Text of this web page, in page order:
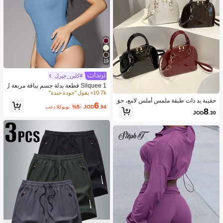
حقيبة يد ذات طبقة ملمس أملس لامع، حق
يبة كروس بسيطة للنساء للتنقل اليومي
JOD8.30
19
#كلين_جيرل
Silquee 1 قطعة بدلة جسم بياقة مربعة ل
ون سادة
10.7k+ يقول "جودة جيدة"
JOD6.94
%5- بعد الكوبون